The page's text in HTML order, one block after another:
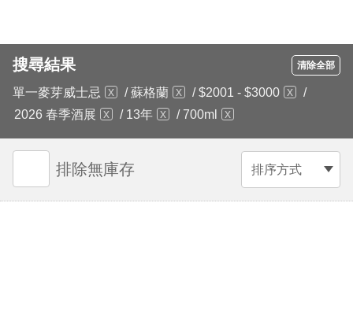
搜尋結果 清除全部
單一麥芽威士忌 / 蘇格蘭 / $2001 - $3000
/
2026 春季酒展
/ 13年 / 700ml
排序方式
排除無庫存